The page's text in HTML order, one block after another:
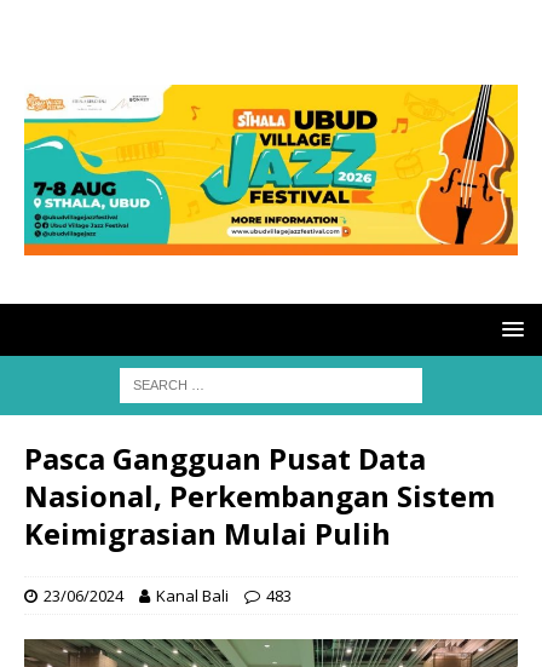
Pasca Gangguan Pusat Data
Nasional, Perkembangan Sistem
Keimigrasian Mulai Pulih
23/06/2024 Kanal Bali 483